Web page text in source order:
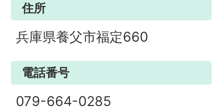
住所
兵庫県養父市福定660
電話番号
079-664-0285